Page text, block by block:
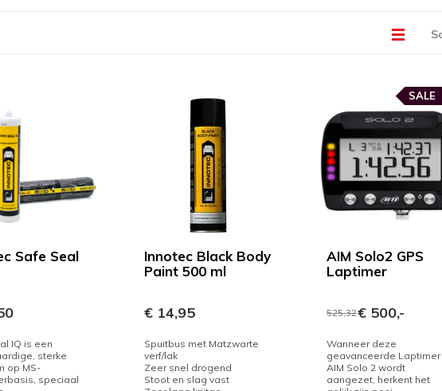
Safe Seal
IQ is een
sterke
op MS-
speciaal
Innotec Black Body
Paint 500 ml
€ 14,95
Spuitbus met Matzwarte
verf/lak
Zeer snel drogend
Stoot en slag vast
AIM Solo2 GPS
Laptimer
SALE
525,32€ 500,-
Wanneer deze
geavanceerde Laptimer
AIM Solo 2 wordt
aangezet, herkent het